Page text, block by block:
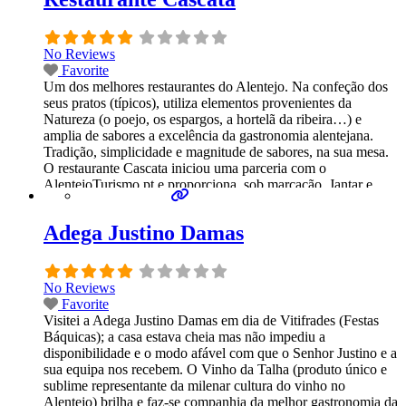
No Reviews
Favorite
Um dos melhores restaurantes do Alentejo. Na confeção dos
seus pratos (típicos), utiliza elementos provenientes da
Natureza (o poejo, os espargos, a hortelã da ribeira…) e
amplia de sabores a excelência da gastronomia alentejana.
Tradição, simplicidade e magnitude de sabores, na sua mesa.
O restaurante Cascata iniciou uma parceria com o
AlentejoTurismo.pt e proporciona, sob marcação, Jantar e
“Cante”,um evento
Read more...
Adega Justino Damas
No Reviews
Favorite
Visitei a Adega Justino Damas em dia de Vitifrades (Festas
Báquicas); a casa estava cheia mas não impediu a
disponibilidade e o modo afável com que o Senhor Justino e a
sua equipa nos recebem. O Vinho da Talha (produto único e
sublime representante da milenar cultura do vinho no
Alentejo) brilha e faz-se companhia da melhor gastronomia da